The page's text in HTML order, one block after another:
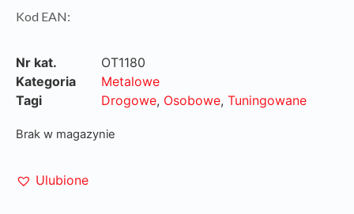
Kod EAN:
Nr kat.
OT1180
Kategoria
Metalowe
Tagi
Drogowe, Osobowe, Tuningowane
Brak w magazynie
Ulubione